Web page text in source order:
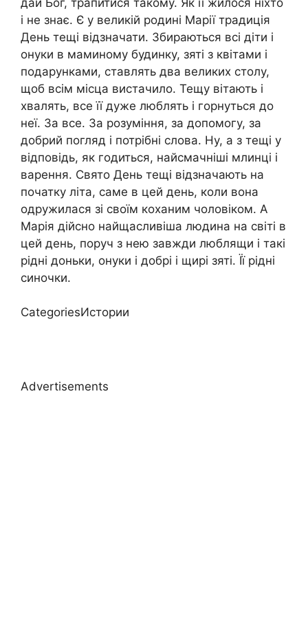
і не знає. Є у великій родині Марії традиція
День тещі відзначати. Збираються всі діти і
онуки в маминому будинку, зяті з квітами і
подарунками, ставлять два великих столу,
щоб всім місца вистачило. Тещу вітають і
хвалять, все її дуже люблять і горнуться до
неї. За все. За розуміння, за допомогу, за
добрий погляд і потрібні слова. Ну, а з тещі у
відповідь, як годиться, найсмачніші млинці і
варення. Свято День тещі відзначають на
початку літа, саме в цей день, коли вона
одружилася зі своїм коханим чоловіком. А
Марія дійсно найщасливіша людина на світі в
цей день, поруч з нею завжди люблящи і такі
рідні доньки, онуки і добрі і щирі зяті. Її рідні
синочки.
CategoriesИстории
Advertisements